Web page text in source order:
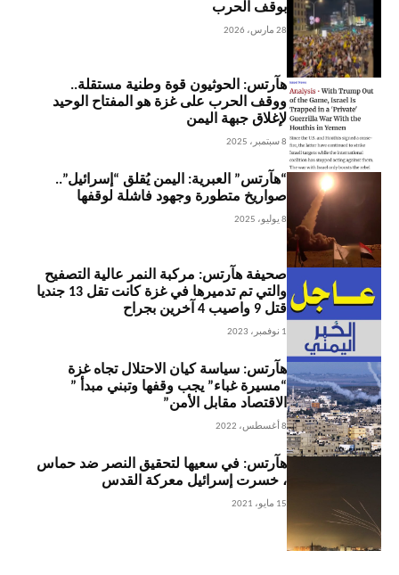
بوقف الحرب
28 مارس، 2026
هآرتس: الحوثيون قوة وطنية مستقلة..
ووقف الحرب على غزة هو المفتاح الوحيد
لإغلاق جبهة اليمن
8 سبتمبر، 2025
“هآرتس” العبرية: اليمن يُقلق “إسرائيل”..
صواريخ متطورة وجهود فاشلة لوقفها
8 يوليو، 2025
صحيفة هآرتس: مركبة النمر عالية التصفيح
والتي تم تدميرها في غزة كانت تقل 13 جنديا
قتل 9 واصيب 4 آخرين بجراح
1 نوفمبر، 2023
هآرتس: سياسة كيان الاحتلال تجاه غزة
“مسيرة غباء” يجب وقفها وتبني مبدأ ”
الاقتصاد مقابل الأمن”
8 أغسطس، 2022
هآرتس: في سعيها لتحقيق النصر ضد حماس
، خسرت إسرائيل معركة القدس
15 مايو، 2021